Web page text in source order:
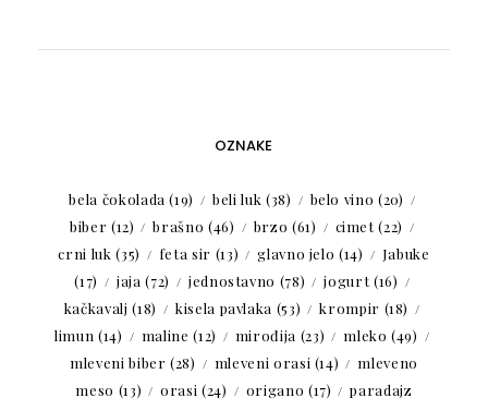
OZNAKE
bela čokolada (19) beli luk (38) belo vino (20)
biber (12) brašno (46) brzo (61) cimet(22)
crni luk (35) feta sir (13) glavno jelo (14)
Jabuke
(17)
jaja (72) jednostavno (78) jogurt(16)
kačkavalj (18) kisela pavlaka (53) krompir (18)
limun (14) maline (12) mirođija (23) mleko (49)
mleveni biber (28) mleveni orasi (14)
mleveno
meso (13) orasi (24) origano (17)
paradajz